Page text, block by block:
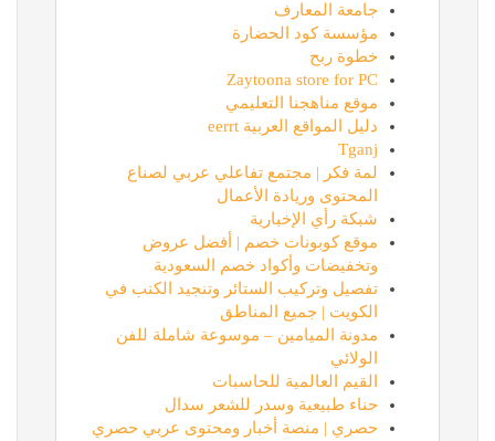
جامعة المعارف
مؤسسة كود الحضارة
خطوة ربح
Zaytoona store for PC
موقع مناهجنا التعليمي
دليل المواقع العربية eerrt
Tganj
لمة فكر | مجتمع تفاعلي عربي لصناع
المحتوى وريادة الأعمال
شبكة رأي الإخبارية
موقع كوبونات خصم | أفضل عروض
وتخفيضات وأكواد خصم السعودية
تفصيل وتركيب الستائر وتنجيد الكنب في
الكويت | جميع المناطق
مدونة الميامين – موسوعة شاملة للفن
الولائي
القيم العالمية للحاسبات
حناء طبيعية وسدر للشعر سدال
حصري | منصة أخبار ومحتوى عربي حصري